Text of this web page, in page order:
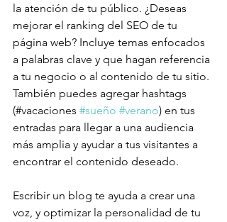
la atención de tu público. ¿Deseas
mejorar el ranking del SEO de tu
página web? Incluye temas enfocados
a palabras clave y que hagan referencia
a tu negocio o al contenido de tu sitio.
También puedes agregar hashtags
(#vacaciones #sueño #verano) en tus
entradas para llegar a una audiencia
más amplia y ayudar a tus visitantes a
encontrar el contenido deseado.
Escribir un blog te ayuda a crear una
voz, y optimizar la personalidad de tu